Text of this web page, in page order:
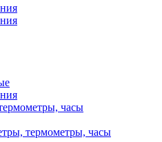
часы
термометры, часы